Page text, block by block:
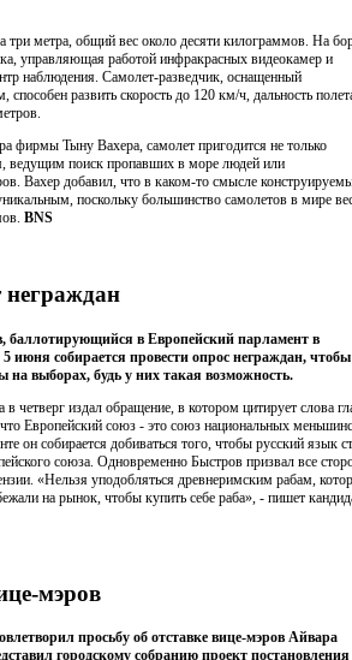
три метра, общий вес около десяти килограммов. На
управляющая работой инфракрасных видеокамер и
наблюдения. Самолет-разведчик, оснащенный
развить скорость до 120 км/ч, дальность
фирмы Тыну Вахера, самолет пригодится не только
ведущим поиск пропавших в море людей или
Вахер добавил, что в каком-то смысле
поскольку большинство самолетов в мире
BNS
баллотирующийся в Европейский парламент в
5 июня собирается провести опрос неграждан, чтобы
выборах, будь у них такая возможность.
четверг издал обращение, в котором цитирует слова
Европейский союз - это союз национальных
он собирается добиваться того, чтобы русский язык
союза. Одновременно Быстров призвал все
«Нельзя уподобляться древнеримским рабам,
на рынок, чтобы купить себе раба», - пишет
мэров
просьбу об отставке вице-мэров Айвара
городскому собранию проект постановления